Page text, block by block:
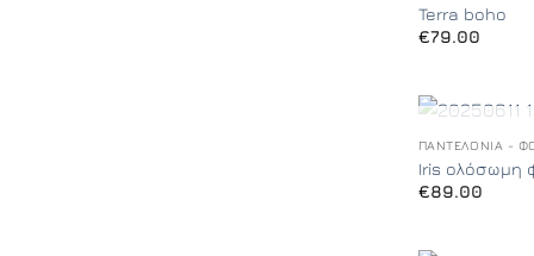
Terra boho
€79.00
+
ΠΑΝΤΕΛΌΝΙΑ -
Iris ολόσωμη
€89.00